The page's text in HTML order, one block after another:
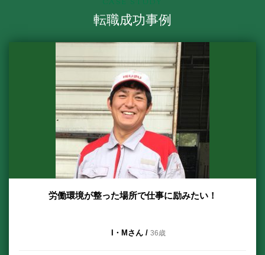
CASE STUDY
転職成功事例
労働環境が整った場所で仕事に励みたい！
I・Mさん / 36歳